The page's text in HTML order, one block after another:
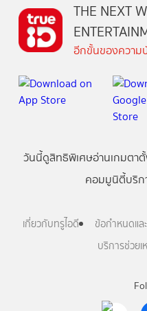
THE NEXT
อีกขั้นของความ
วันนี้ดูสิทธิพิเศษอ่านเกมตา
คอมมูนิตี้บริก
เกี่ยวกับทรูไอดี ข้อกำหนดแล
บริการช่วยเ